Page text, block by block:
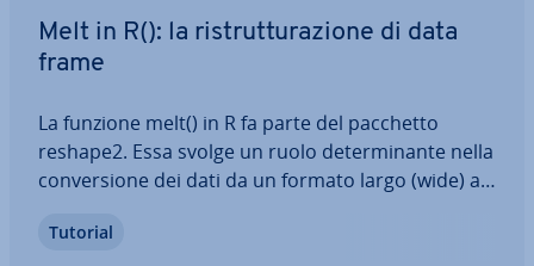
Melt in R(): la ri­strut­tu­ra­zio­ne di data
frame
La funzione melt() in R fa parte del pacchetto
reshape2. Essa svolge un ruolo de­ter­mi­nan­te nella
con­ver­sio­ne dei dati da un formato largo (wide) a
adatto a de­ter­mi­na­te analisi, ad esempio a modelli
Tutorial